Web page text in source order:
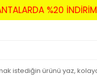
%20 İNDİRİM